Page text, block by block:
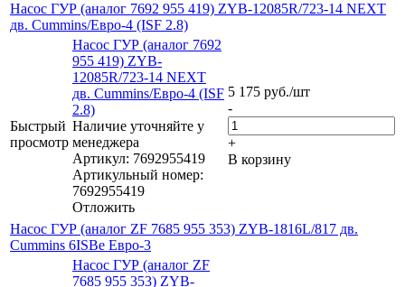
Насос ГУР (аналог 7692 955 419) ZYB-12085R/723-14 NEXT
дв. Cummins/Евро-4 (ISF 2.8)
Быстрый
просмотр
Насос ГУР (аналог 7692
955 419) ZYB-
12085R/723-14 NEXT
дв. Cummins/Евро-4 (ISF
2.8)
Наличие уточняйте у
менеджера
Артикул: 7692955419
Артикульный номер:
7692955419
Отложить
5 175 руб./шт
-
+
В корзину
Насос ГУР (аналог ZF 7685 955 353) ZYB-1816L/817 дв.
Cummins 6ISBe Евро-3
Насос ГУР (аналог ZF
7685 955 353) ZYB-